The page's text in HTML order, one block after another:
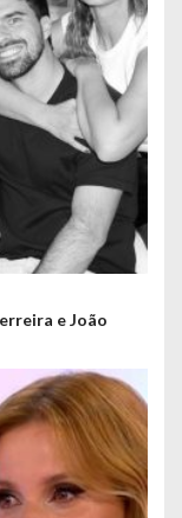
e João